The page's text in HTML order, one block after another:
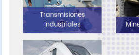
Transmisiones
Industriales